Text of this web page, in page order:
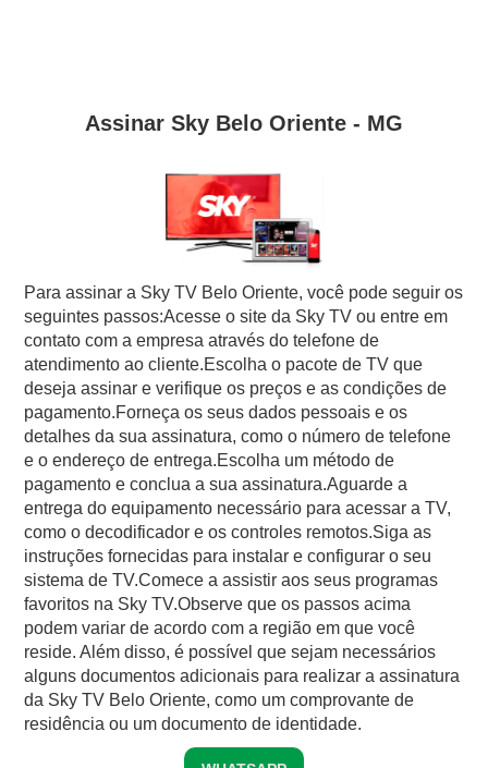
Assinar Sky Belo Oriente - MG
Para assinar a Sky TV Belo Oriente, você pode seguir os
seguintes passos:Acesse o site da Sky TV ou entre em
contato com a empresa através do telefone de
atendimento ao cliente.Escolha o pacote de TV que
deseja assinar e verifique os preços e as condições de
pagamento.Forneça os seus dados pessoais e os
detalhes da sua assinatura, como o número de telefone
e o endereço de entrega.Escolha um método de
pagamento e conclua a sua assinatura.Aguarde a
entrega do equipamento necessário para acessar a TV,
como o decodificador e os controles remotos.Siga as
instruções fornecidas para instalar e configurar o seu
sistema de TV.Comece a assistir aos seus programas
favoritos na Sky TV.Observe que os passos acima
podem variar de acordo com a região em que você
reside. Além disso, é possível que sejam necessários
alguns documentos adicionais para realizar a assinatura
da Sky TV Belo Oriente, como um comprovante de
residência ou um documento de identidade.